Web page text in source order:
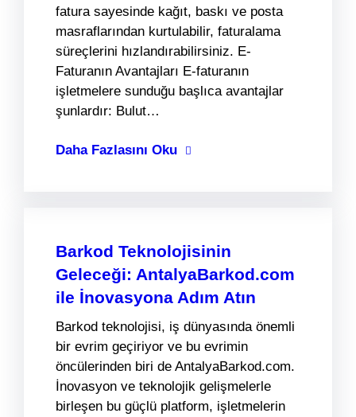
fatura sayesinde kağıt, baskı ve posta
masraflarından kurtulabilir, faturalama
süreçlerini hızlandırabilirsiniz. E-
Faturanın Avantajları E-faturanın
işletmelere sunduğu başlıca avantajlar
şunlardır: Bulut…
Daha Fazlasını Oku
Barkod Teknolojisinin
Geleceği: AntalyaBarkod.com
ile İnovasyona Adım Atın
Barkod teknolojisi, iş dünyasında önemli
bir evrim geçiriyor ve bu evrimin
öncülerinden biri de AntalyaBarkod.com.
İnovasyon ve teknolojik gelişmelerle
birleşen bu güçlü platform, işletmelerin